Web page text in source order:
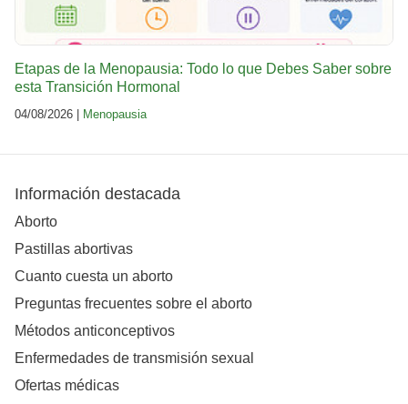
Etapas de la Menopausia: Todo lo que Debes Saber sobre
esta Transición Hormonal
04/08/2026 | Menopausia
Información destacada
Aborto
Pastillas abortivas
Cuanto cuesta un aborto
Preguntas frecuentes sobre el aborto
Métodos anticonceptivos
Enfermedades de transmisión sexual
Ofertas médicas